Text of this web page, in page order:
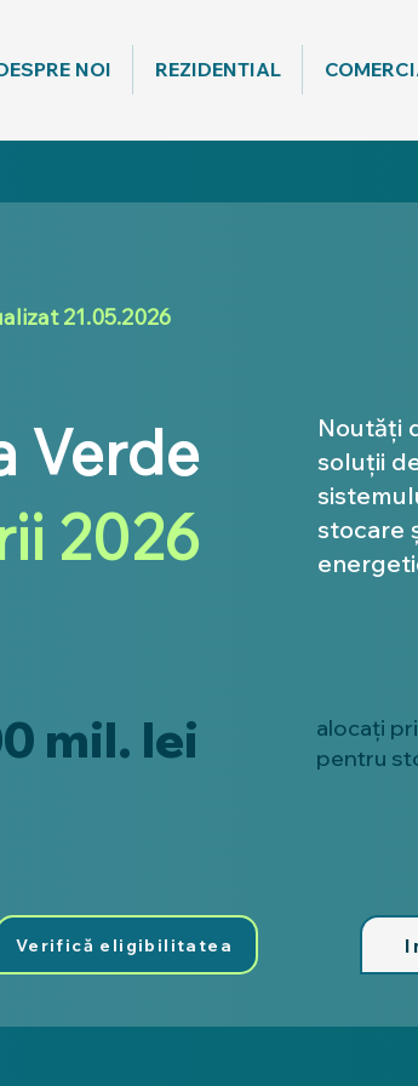
NOI REZIDENTIAL
21.05.2026
Verde
2026
Noutăți
soluții
stocare
mil. lei
alocați
pentru
Verifică eligibilitatea